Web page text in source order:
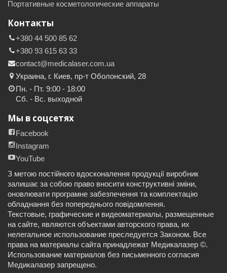
Портативные косметологические аппараты
Контакты
+380 44 500 85 62
+380 93 615 63 33
contact@medicalaser.com.ua
Украина, г. Киев, пр-т Оболонский, 28
Пн. - Пт. 9:00 - 18:00
Сб. - Вс. выходной
Мы в соцсетях
Facebook
Instagram
YouTube
З метою постійного вдосконалення продукції виробник
залишає за собою право вносити конструктивні зміни,
оновлювати програмне забезпечення та комплектацію
обладнання без попереднього повідомлення.
Текстовые, графические и видеоматериалы, размещенные
на сайте, являются объектами авторского права, их
нелегальное использование преследуется Законом. Все
права на материалы сайта принадлежат Медикалазер ©.
Использование материалов без письменного согласия
Медикалазер запрещено.